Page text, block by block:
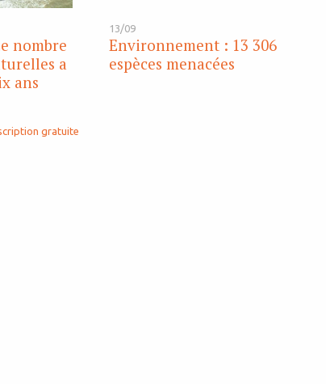
nombre
a
ans
13/09
Environnement : 13 306
espèces menacées
gratuite